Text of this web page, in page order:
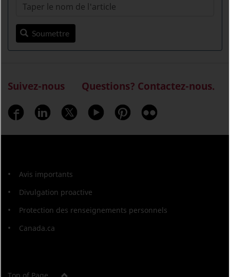
Soumettre
Questions? Contactez-nous.
Suivez-nous
À
propos
de
site
Avis importants
Divulgation proactive
Protection des renseignements personnels
Canada.ca